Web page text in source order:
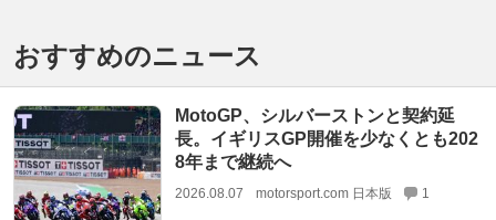
おすすめのニュース
MotoGP、シルバーストンと契約延
長。イギリスGP開催を少なくとも202
8年まで継続へ
2026.08.07 motorsport.com 日本版 1